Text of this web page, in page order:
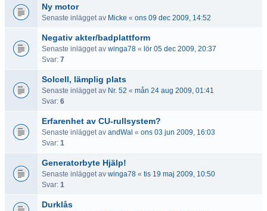
Ny motor
Senaste inlägget av Micke « ons 09 dec 2009, 14:52
Negativ akter/badplattform
Senaste inlägget av winga78 « lör 05 dec 2009, 20:37
Svar: 7
Solcell, lämplig plats
Senaste inlägget av Nr. 52 « mån 24 aug 2009, 01:41
Svar: 6
Erfarenhet av CU-rullsystem?
Senaste inlägget av andWal « ons 03 jun 2009, 16:03
Svar: 1
Generatorbyte Hjälp!
Senaste inlägget av winga78 « tis 19 maj 2009, 10:50
Svar: 1
Durklås